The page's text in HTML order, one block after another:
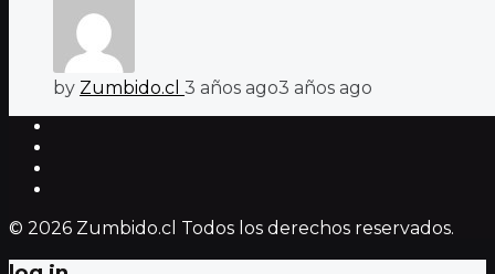
by Zumbido.cl 3 años ago3 años ago
© 2026 Zumbido.cl Todos los derechos reservados.